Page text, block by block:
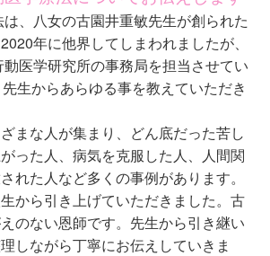
、八女の古園井重敏先生が創られた
年に他界してしまわれましたが、
医学研究所の事務局を担当させてい
生からあらゆる事を教えていただき
まな人が集まり、どん底だった苦し
った人、病気を克服した人、人間関
れた人など多くの事例があります。
から引き上げていただきました。古
のない恩師です。先生から引き継い
しながら丁寧にお伝えしていきま